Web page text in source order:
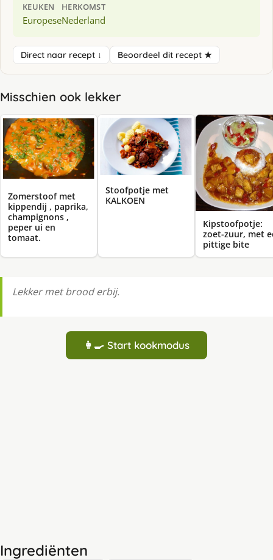
KEUKEN
Europese
HERKOMST
Nederland
Direct naar recept ↓ Beoordeel dit recept ★
Misschien ook lekker
Zomerstoof met
kippendij , paprika,
champignons ,
peper ui en
tomaat.
Stoofpotje met
KALKOEN
Kipstoofpotje:
zoet-zuur, met
pittige bite
Lekker met brood erbij.
👩‍🍳 Start kookmodus
Ingrediënten